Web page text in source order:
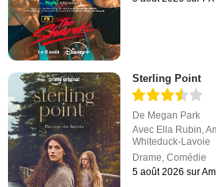
Sterling Point
De Megan Park
Avec Ella Rubin,
Whiteduck-Lavoie
Drame,Comédie
5 août 2026 sur